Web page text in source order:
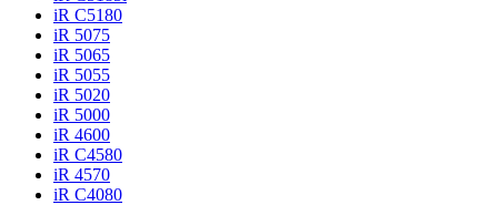
iR C5180
iR 5075
iR 5065
iR 5055
iR 5020
iR 5000
iR 4600
iR C4580
iR 4570
iR C4080